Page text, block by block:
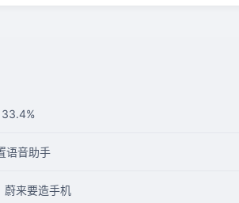
33.4%
语音助手
蔚来要造手机